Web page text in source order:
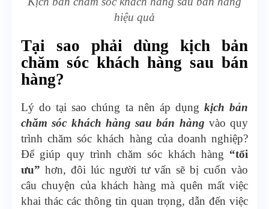
hiệu quả
Tại sao phải dùng kịch bản
chăm sóc khách hàng sau bán
hàng?
Lý do tại sao chúng ta nên áp dụng kịch bản
chăm sóc khách hàng sau bán hàng vào quy
trình chăm sóc khách hàng của doanh nghiệp?
Để giúp quy trình chăm sóc khách hàng “tối
ưu” hơn, đôi lúc người tư vấn sẽ bị cuốn vào
câu chuyện của khách hàng mà quên mất việc
khai thác các thông tin quan trọng, dẫn đến việc